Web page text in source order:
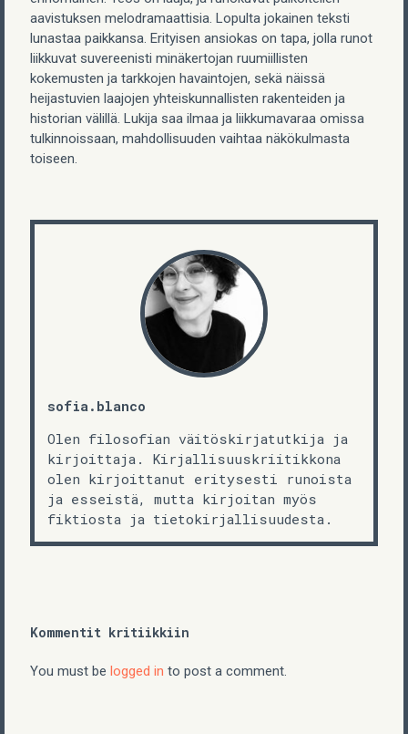
aavistuksen melodramaattisia. Lopulta jokainen teksti
lunastaa paikkansa. Erityisen ansiokas on tapa, jolla runot
liikkuvat suvereenisti minäkertojan ruumiillisten
kokemusten ja tarkkojen havaintojen, sekä näissä
heijastuvien laajojen yhteiskunnallisten rakenteiden ja
historian välillä. Lukija saa ilmaa ja liikkumavaraa omissa
tulkinnoissaan, mahdollisuuden vaihtaa näkökulmasta
toiseen.
sofia.blanco
Olen filosofian väitöskirjatutkija ja
kirjoittaja. Kirjallisuuskriitikkona
olen kirjoittanut eritysesti runoista
ja esseistä, mutta kirjoitan myös
fiktiosta ja tietokirjallisuudesta.
Kommentit kritiikkiin
You must be logged in to post a comment.